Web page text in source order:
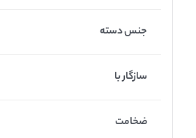
جنس دسته
سازگار با
ضخامت